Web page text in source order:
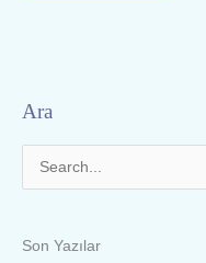
Ara
Son Yazılar